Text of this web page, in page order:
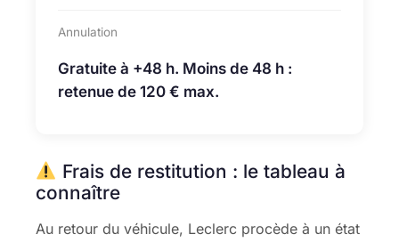
Annulation
Gratuite à +48 h. Moins de 48 h :
retenue de 120 € max.
Frais de restitution : le tableau à
connaître
Au retour du véhicule, Leclerc procède à un état